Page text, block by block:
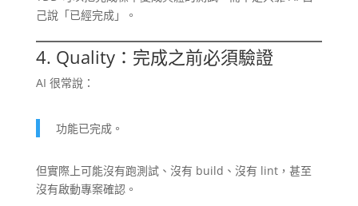
己說「已經完成」。
4. Quality：完成之前必須驗證
AI 很常說：
功能已完成。
但實際上可能沒有跑測試、沒有 build、沒有 lint，甚至
沒有啟動專案確認。